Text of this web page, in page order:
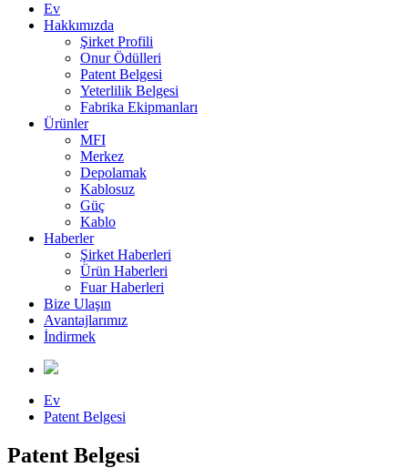
Ev
Hakkımızda
Şirket Profili
Onur Ödülleri
Patent Belgesi
Yeterlilik Belgesi
Fabrika Ekipmanları
Ürünler
MFI
Merkez
Depolamak
Kablosuz
Güç
Kablo
Haberler
Şirket Haberleri
Ürün Haberleri
Fuar Haberleri
Bize Ulaşın
Avantajlarımız
İndirmek
Ev
Patent Belgesi
Patent Belgesi